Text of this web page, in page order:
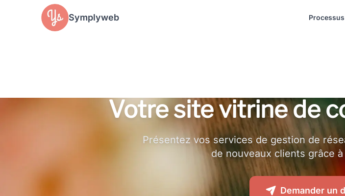
Symplyweb Processus
Votre site vitrine de
Présentez vos services de gestion de
de nouveaux clients grâce
Demander un
Panneau de gestion des cookies